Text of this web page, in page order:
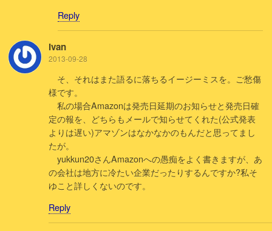
Reply
Ivan
2013-09-28
そ、それはまた語るに落ちるイージーミスを。ご愁傷
様です。
私の場合Amazonは発売日延期のお知らせと発売日確
定の報を、どちらもメールで知らせてくれた(公式発表
よりは遅い)アマゾンはなかなかのもんだと思ってまし
たが。
yukkun20さんAmazonへの愚痴をよく書きますが、あ
の会社は地方に冷たい企業だったりするんですか?私そ
ゆこと詳しくないのです。
Reply